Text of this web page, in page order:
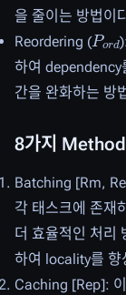
을 줄이는 방법이
Reordering (Po d
하여 dependency
간을 완화하는 방
8가지
Batching [Rm,
각 태스크에 존재
더 효율적인 처리
하여 locality를 향
Caching [Rep]: